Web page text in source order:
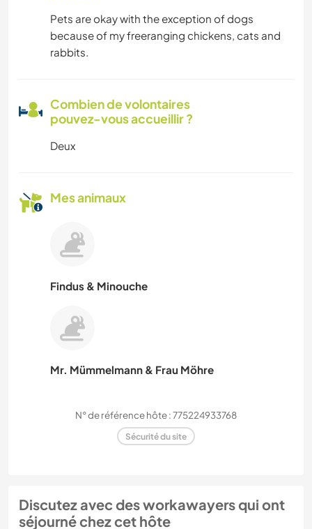
Pets are okay with the exception of dogs
because of my freeranging chickens, cats and
rabbits.
Combien de volontaires
pouvez-vous accueillir ?
Deux
Mes animaux
Findus & Minouche
Mr. Mümmelmann & Frau Möhre
N° de référence hôte : 775224933768
Sécurité du site
Discutez avec des workawayers qui ont
séjourné chez cet hôte